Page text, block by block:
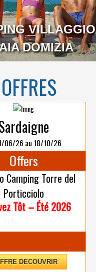
VILLAGGIO
DOMIZIA
06/26 au 18/10/26
Offers
Camping Torre del
Porticciolo
Tôt – Été 2026
DECOUVRIR